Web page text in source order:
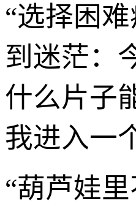
“选择困
到迷茫：
什么片子
我进入一
“葫芦娃